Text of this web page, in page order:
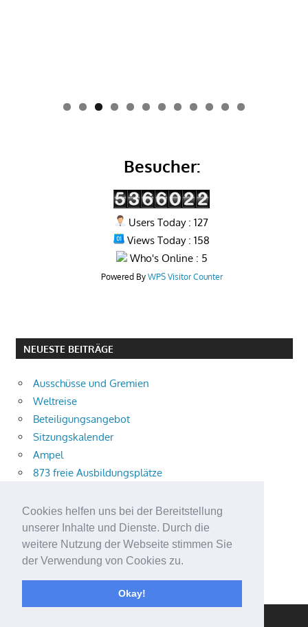
Cookies helfen uns bei der Bereitstellung
unserer Inhalte und Dienste. Durch die
weitere Nutzung der Webseite stimmen Sie
der Verwendung von Cookies zu.
Okay!
0 1 2
Besucher:
Users Today : 127
Views Today : 158
Who's Online : 5
Powered By WPS Visitor Counter
NEUESTE BEITRÄGE
Ausschüsse und Gremien
Weltreise
Beteiligungsangebot
Sitzungskalender
Ampel
873 freie Ausbildungsplätze
Aktuelle Verkehrsmeldungen
Terracliff
Wärmeplanung
Demokratie-Tag 2026
Neuer Jahrgang